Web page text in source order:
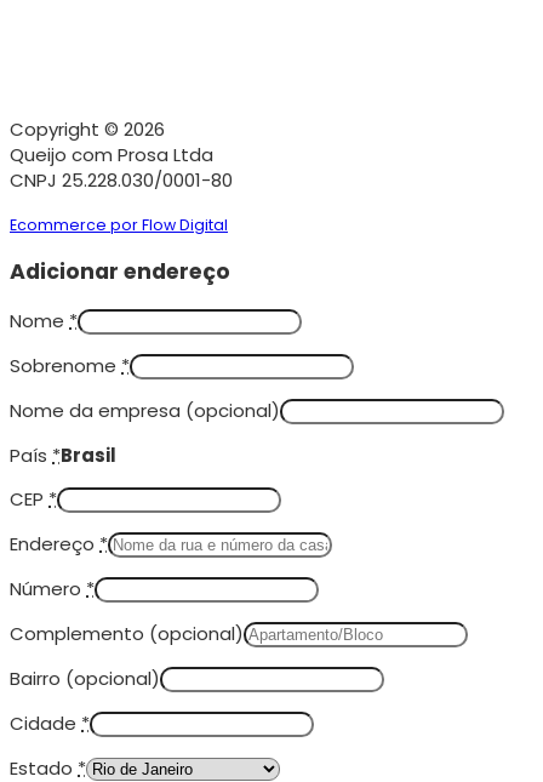
Copyright © 2026
Queijo com Prosa Ltda
CNPJ 25.228.030/0001-80
Ecommerce por Flow Digital
Adicionar endereço
Nome *
Sobrenome *
Nome da empresa (opcional)
País *Brasil
CEP *
Endereço *
Número *
Complemento (opcional)
Bairro (opcional)
Cidade *
Estado *